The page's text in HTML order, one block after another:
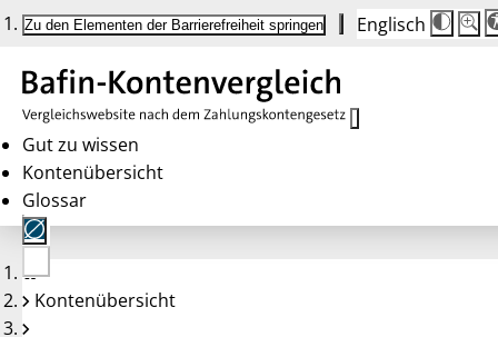
Zu den Elementen der Barrierefreiheit springen Englisch
Die
100
Gut zu wissen
Kontenübersicht
Glossar
Keine
Konten
Kontenübersicht